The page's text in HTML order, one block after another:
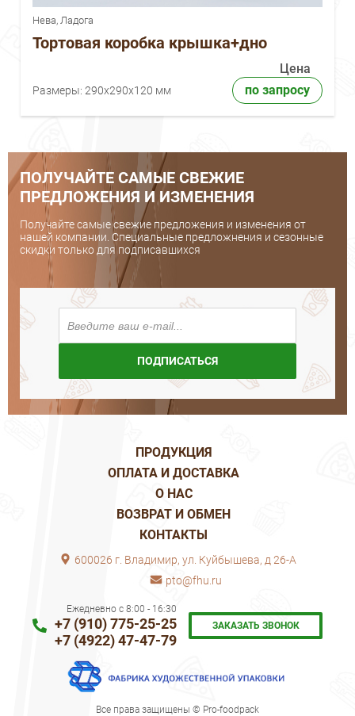
Нева, Ладога
Тортовая коробка крышка+дно
Цена
Размеры: 290x290x120 мм по запросу
ПОЛУЧАЙТЕ САМЫЕ СВЕЖИЕ
ПРЕДЛОЖЕНИЯ И ИЗМЕНЕНИЯ
Получайте самые свежие предложения и изменения от
нашей компании. Специальные предложнения и сезонные
скидки только для подписавшихся
ПОДПИСАТЬСЯ
ПРОДУКЦИЯ
ОПЛАТА И ДОСТАВКА
О НАС
ВОЗВРАТ И ОБМЕН
КОНТАКТЫ
600026 г. Владимир, ул. Куйбышева, д 26-А
pto@fhu.ru
Ежедневно с 8:00 - 16:30
+7 (910) 775-25-25
+7 (4922) 47-47-79
ЗАКАЗАТЬ ЗВОНОК
Все права защищены © Pro-foodpack